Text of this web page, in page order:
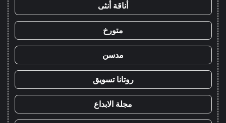
أناقة أنثى
متورخ
مدسن
روتانا تسويق
مجلة الابداع